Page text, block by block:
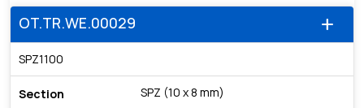
add
OT.TR.WE.00029
SPZ1100
SPZ (10 x 8 mm)